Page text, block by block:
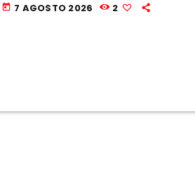
specificamente modellato sul Covid;
today 7 AGOSTO 2026 2